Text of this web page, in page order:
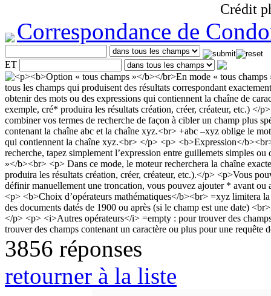
Crédit
Correspondance de
ET
3856 réponses
retourner à la liste